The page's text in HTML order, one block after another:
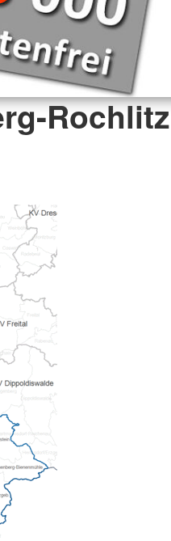
Rochlitz